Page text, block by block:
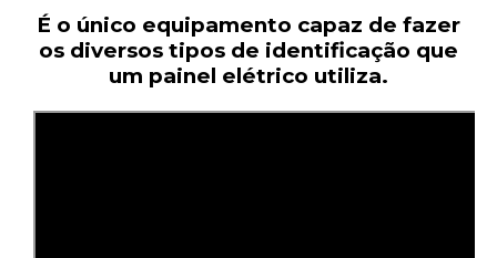
É o único equipamento capaz de fazer
os diversos tipos de identificação que
um painel elétrico utiliza.